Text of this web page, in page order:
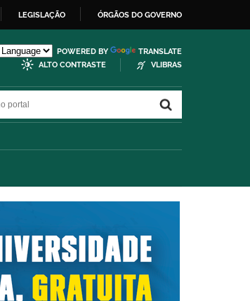
LEGISLAÇÃO ÓRGÃOS DO GOVERNO
POWERED BY
TRANSLATE
ALTO CONTRASTE
VLIBRAS